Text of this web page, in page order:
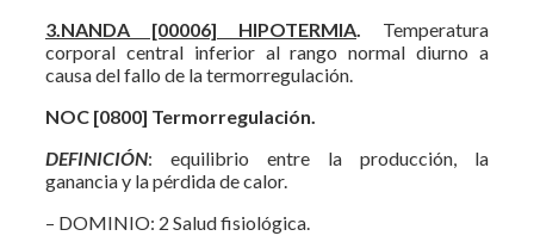
3.NANDA [00006] HIPOTERMIA
Temperatura
corporal central inferior al rango normal diurno a
causa del fallo de la termorregulación.
NOC [0800] Termorregulación.
DEFINICIÓN: equilibrio entre la producción, la
ganancia y la pérdida de calor.
– DOMINIO: 2 Salud fisiológica.